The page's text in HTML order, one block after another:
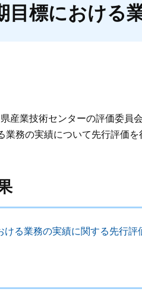
目標における
産業技術センターの評価委員
業務の実績について先行評価
る業務の実績に関する先行評